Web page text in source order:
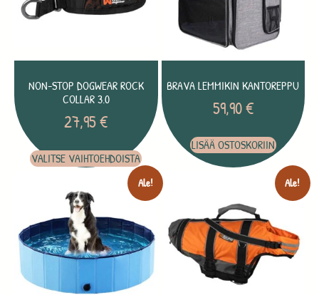
NON-STOP DOGWEAR ROCK
COLLAR 3.0
27,95€
VALITSE VAIHTOEHDOISTA
BRAVA LEMMIKIN KANTOREPPU
59,90€
LISÄÄ OSTOSKORIIN
Ale! Ale!